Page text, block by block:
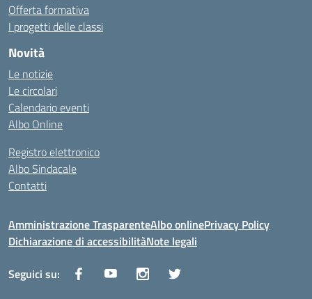
Offerta formativa
I progetti delle classi
Novità
Le notizie
Le circolari
Calendario eventi
Albo Online
Registro elettronico
Albo Sindacale
Contatti
Amministrazione TrasparenteAlbo onlinePrivacy Policy
Dichiarazione di accessibilitàNote legali
Seguici su: